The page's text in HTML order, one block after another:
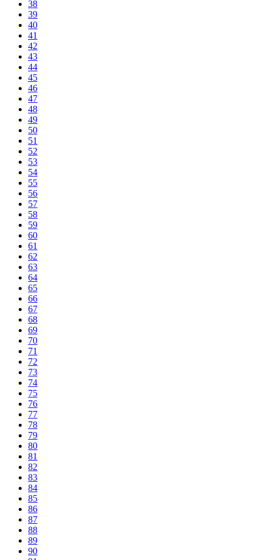
38
39
40
41
42
43
44
45
46
47
48
49
50
51
52
53
54
55
56
57
58
59
60
61
62
63
64
65
66
67
68
69
70
71
72
73
74
75
76
77
78
79
80
81
82
83
84
85
86
87
88
89
90